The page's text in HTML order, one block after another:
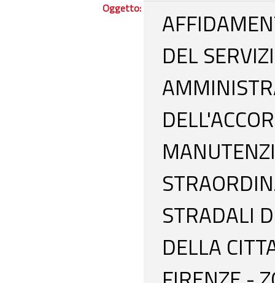
Oggetto:
DEL
STRADALI
DELLA